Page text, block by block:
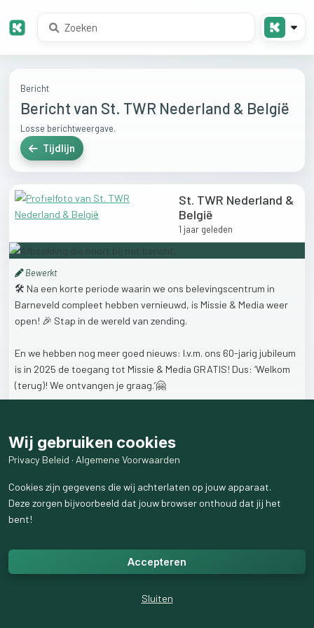
Bericht
Bericht van St. TWR Nederland & België
Losse berichtweergave.
Tijdlijn
St. TWR Nederland &
België
1 jaar geleden
Bewerkt
🛠️ Na een korte periode waarin we ons belevingscentrum in
Barneveld compleet hebben vernieuwd, is Missie & Media weer
open! 🎉 Stap in de wereld van zending.
En we hebben nog meer goed nieuws: I.v.m. ons 60-jarig jubileum
is in 2025 de toegang tot Missie & Media GRATIS! Dus: ‘Welkom
(terug)! We ontvangen je graag.’🤗
weergaven
Wij gebruiken cookies
Privacy Beleid · Algemene Voorwaarden
Cookies zijn gegevens die wij achterlaten op jouw apparaat.
Deze zorgen bijvoorbeeld dat jouw browser onthoud dat jij het
bent!
Accepteren
Sluiten